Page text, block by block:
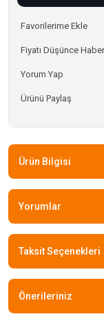
Fiyatı Düşünce
Yorum Yap
Ürünü Paylaş
Ürün Bilgisi
Yorumlar
Taksit Seçenekleri
Önerileriniz